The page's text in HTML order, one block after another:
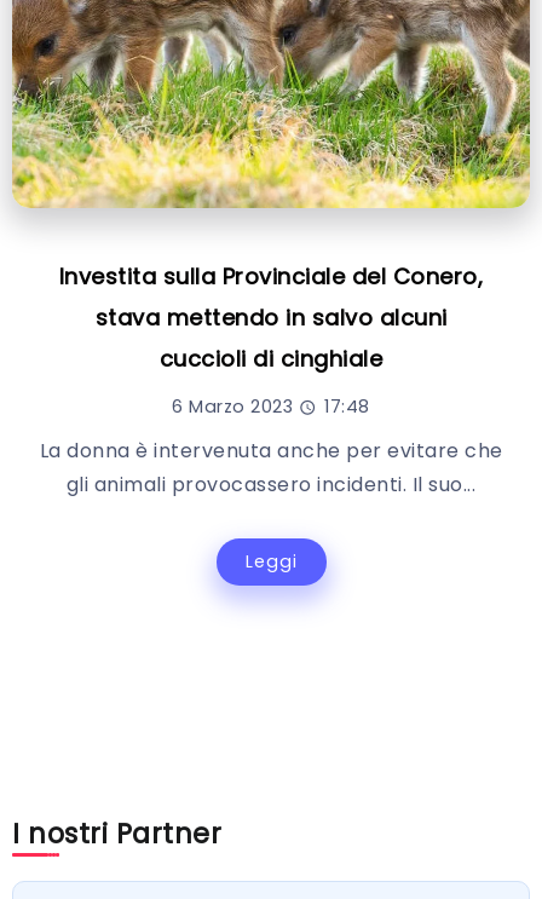
Investita sulla Provinciale del Conero,
stava mettendo in salvo alcuni
cuccioli di cinghiale
6 Marzo 2023 17:48
La donna è intervenuta anche per evitare che
gli animali provocassero incidenti. Il suo...
Leggi
I nostri Partner